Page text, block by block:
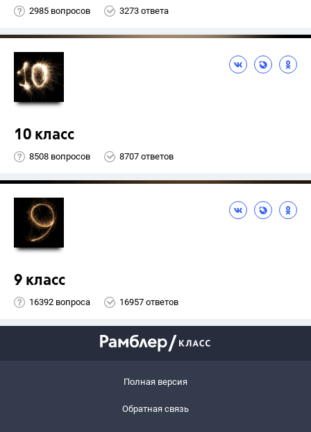
2985 вопросов 3273 ответа
10 класс
8508 вопросов 8707 ответов
9 класс
16392 вопроса 16957 ответов
Полная версия
Обратная связь